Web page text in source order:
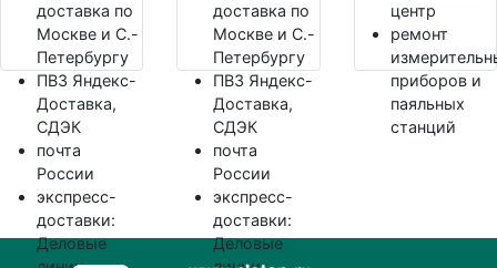
доставка по
Москве и С.-
Петербургу
ПВЗ Яндекс-
Доставка,
СДЭК
почта
России
экспресс-
доставки:
Деловые
доставка по
Москве и С.-
Петербургу
ПВЗ Яндекс-
Доставка,
СДЭК
почта
России
экспресс-
доставки:
Деловые
центр
ремонт
приборов и
паяльных
станций